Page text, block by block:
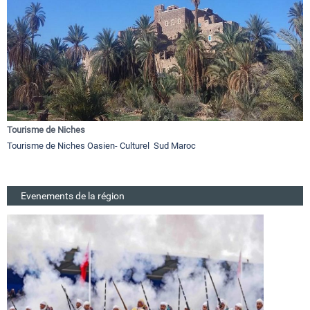
Tourisme de Niches
Tourisme de Niches Oasien- Culturel Sud Maroc
Evenements de la région